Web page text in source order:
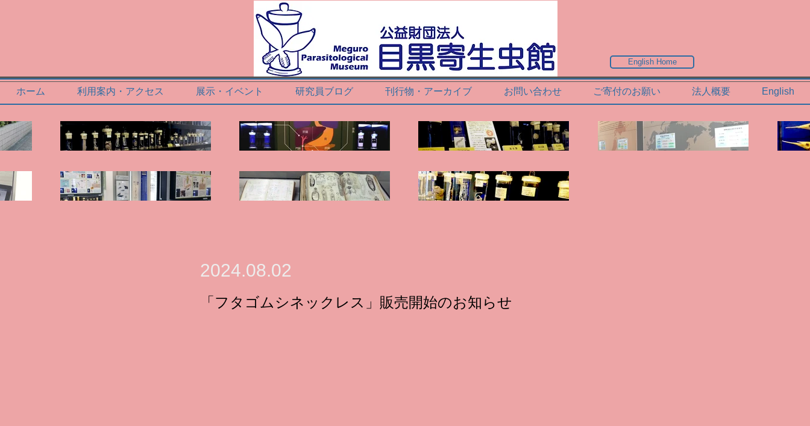
ホーム 利用案内・アクセス 展示・イベント 研究員ブログ 刊行物・アーカイブ お問い合わせ ご寄付のお願い 法人概要 English
English Home
2024.08.02
「フタゴムシネックレス」販売開始のお知らせ